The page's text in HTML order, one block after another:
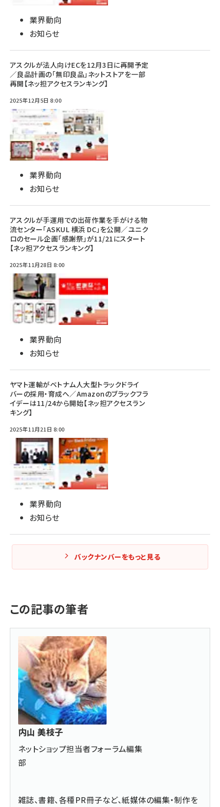
業界動向
お知らせ
アスクルが法人向けECを12月3日に再開予定
／良品計画の「無印良品」ネットストアを一部
再開【ネッ担アクセスランキング】
2025年12月5日 8:00
業界動向
お知らせ
アスクルが手運用での出荷作業を手がける物
流センター「ASKUL 横浜 DC」を公開／ユニク
ロのセール企画「感謝祭」が11/21にスタート
【ネッ担アクセスランキング】
2025年11月28日 8:00
業界動向
お知らせ
ヤマト運輸がベトナム人大型トラックドライ
バーの採用・育成へ／Amazonのブラックフラ
イデーは11/24から開始【ネッ担アクセスラン
キング】
2025年11月21日 8:00
業界動向
お知らせ
バックナンバーをもっと見る
この記事の筆者
内山 美枝子
ネットショップ担当者フォーラム編集
部
雑誌、書籍、各種PR冊子など、紙媒体の編集・制作を